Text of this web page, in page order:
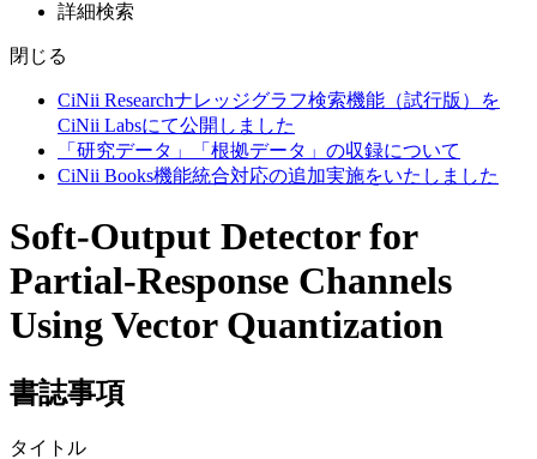
詳細検索
閉じる
CiNii Researchナレッジグラフ検索機能（試行版）を
CiNii Labsにて公開しました
「研究データ」「根拠データ」の収録について
CiNii Books機能統合対応の追加実施をいたしました
Soft-Output Detector for
Partial-Response Channels
Using Vector Quantization
書誌事項
タイトル